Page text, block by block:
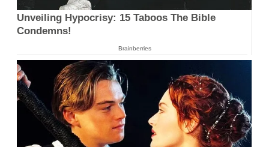
Unveiling Hypocrisy: 15 Taboos The Bible
Condemns!
Brainberries